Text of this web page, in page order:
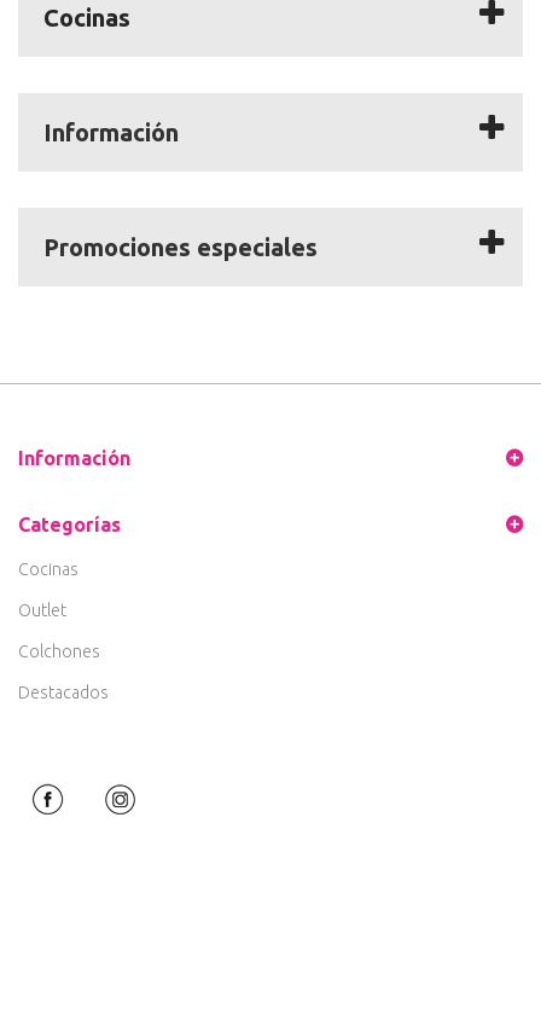
Cocinas
Información
Promociones especiales
Información
Categorías
Cocinas
Outlet
Colchones
Destacados